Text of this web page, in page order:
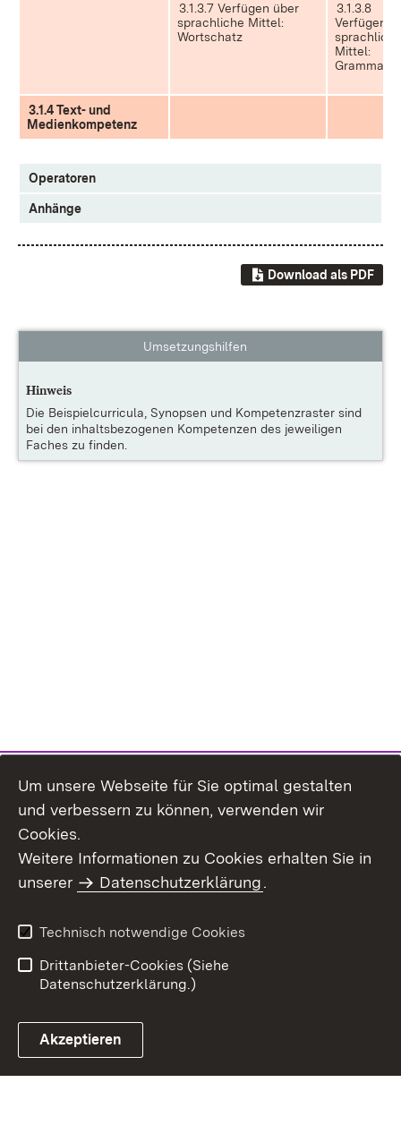
3.1.3.7 Verfügen über
sprachliche Mittel:
Wortschatz
3.1.3.8
Verfügen
sprachliche
Mittel:
Grammatik
3.1.4 Text- und
Medienkompetenz
Operatoren
Anhänge
Download als PDF
Umsetzungshilfen
Hinweis
Die Beispielcurricula, Synopsen und Kompetenzraster sind
bei den inhaltsbezogenen Kompetenzen des jeweiligen
Faches zu finden.
Um unsere Webseite für Sie optimal gestalten
und verbessern zu können, verwenden wir
Cookies.
Weitere Informationen zu Cookies erhalten Sie in
unserer
Datenschutzerklärung.
Technisch notwendige Cookies
Drittanbieter-Cookies (Siehe
Datenschutzerklärung.)
Akzeptieren